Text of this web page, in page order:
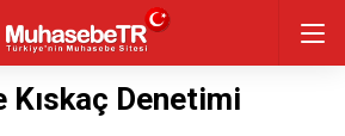
Kıskaç Denetimi